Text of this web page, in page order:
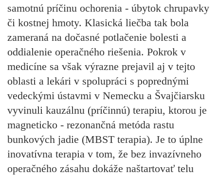
samotnú príčinu ochorenia - úbytok chrupavky
či kostnej hmoty. Klasická liečba tak bola
zameraná na dočasné potlačenie bolesti a
oddialenie operačného riešenia. Pokrok v
medicíne sa však výrazne prejavil aj v tejto
oblasti a lekári v spolupráci s poprednými
vedeckými ústavmi v Nemecku a Švajčiarsku
vyvinuli kauzálnu (príčinnú) terapiu, ktorou je
magneticko - rezonančná metóda rastu
bunkových jadie (MBST terapia). Je to úplne
inovatívna terapia v tom, že bez invazívneho
operačného zásahu dokáže naštartovať telu